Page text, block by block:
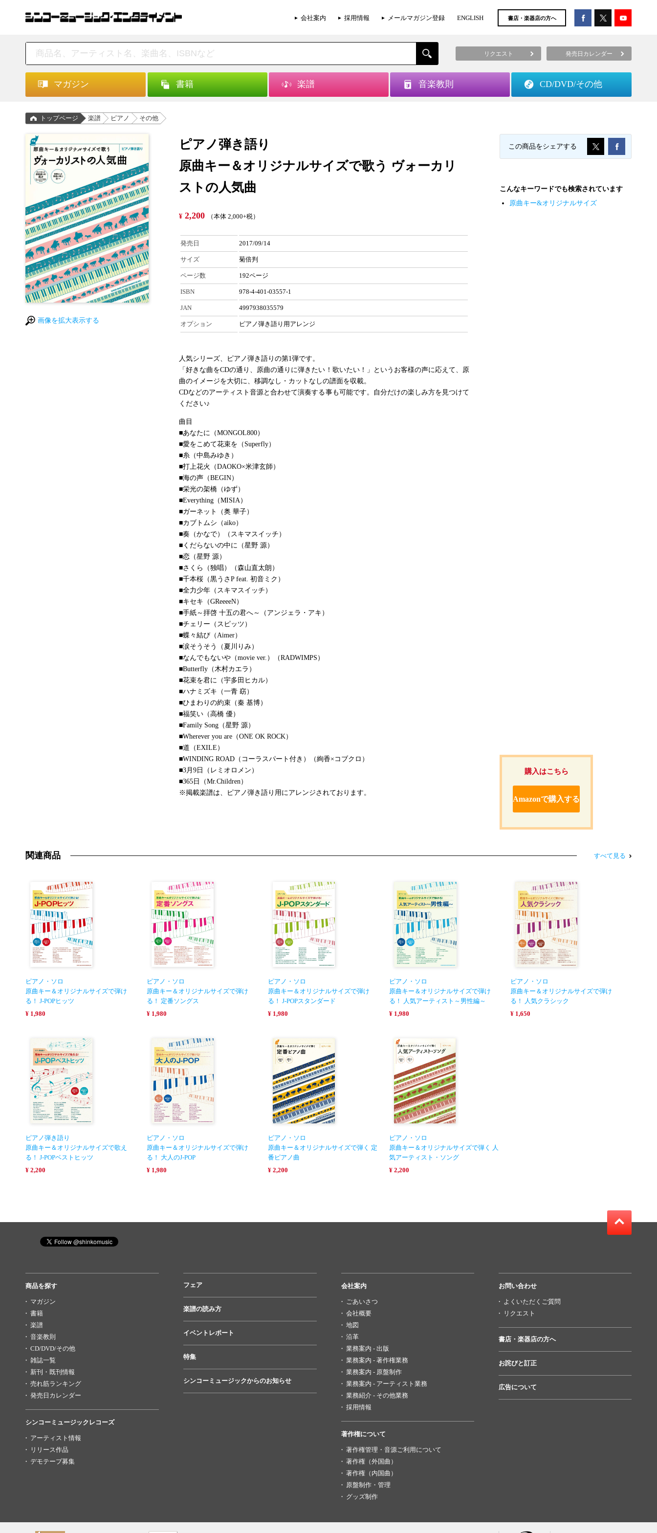
会社案内 採用情報 メールマガジン登録 ENGLISH 書店・楽器店の方へ
リクエスト 発売日カレンダー
マガジン 書籍 楽譜 音楽教則 CD/DVD/その他
トップページ 楽譜 ピアノ その他
画像を拡大表示する
ピアノ弾き語り
原曲キー＆オリジナルサイズで歌う ヴォーカリ
ストの人気曲
¥ 2,200 （本体 2,000+税）
発売日 2017/09/14
サイズ 菊倍判
ページ数 192ページ
ISBN 978-4-401-03557-1
JAN 4997938035579
オプション ピアノ弾き語り用アレンジ
人気シリーズ、ピアノ弾き語りの第1弾です。
「好きな曲をCDの通り、原曲の通りに弾きたい！歌いたい！」というお客様の声に応えて、原
曲のイメージを大切に、移調なし・カットなしの譜面を収載。
CDなどのアーティスト音源と合わせて演奏する事も可能です。自分だけの楽しみ方を見つけて
ください♪
曲目
■あなたに（MONGOL800）
■愛をこめて花束を（Superfly）
■糸（中島みゆき）
■打上花火（DAOKO×米津玄師）
■海の声（BEGIN）
■栄光の架橋（ゆず）
■Everything（MISIA）
■ガーネット（奥 華子）
■カブトムシ（aiko）
■奏（かなで）（スキマスイッチ）
■くだらないの中に（星野 源）
■恋（星野 源）
■さくら（独唱）（森山直太朗）
■千本桜（黒うさP feat. 初音ミク）
■全力少年（スキマスイッチ）
■キセキ（GReeeeN）
■手紙～拝啓 十五の君へ～（アンジェラ・アキ）
■チェリー（スピッツ）
■蝶々結び（Aimer）
■涙そうそう（夏川りみ）
■なんでもないや（movie ver.）（RADWIMPS）
■Butterfly（木村カエラ）
■花束を君に（宇多田ヒカル）
■ハナミズキ（一青 窈）
■ひまわりの約束（秦 基博）
■福笑い（高橋 優）
■Family Song（星野 源）
■Wherever you are（ONE OK ROCK）
■道（EXILE）
■WINDING ROAD（コーラスパート付き）（絢香×コブクロ）
■3月9日（レミオロメン）
■365日（Mr.Children）
※掲載楽譜は、ピアノ弾き語り用にアレンジされております。
購入はこちら
Amazonで購入する
この商品をシェアする
こんなキーワードでも検索されています
原曲キー&オリジナルサイズ
関連商品 すべて見る
ピアノ・ソロ
原曲キー＆オリジナルサイズで弾け
る！ J-POPヒッツ
¥ 1,980
ピアノ・ソロ
原曲キー＆オリジナルサイズで弾け
る！ 定番ソングス
¥ 1,980
ピアノ・ソロ
原曲キー＆オリジナルサイズで弾け
る！ J-POPスタンダード
¥ 1,980
ピアノ・ソロ
原曲キー＆オリジナルサイズで弾け
る！ 人気アーティスト～男性編～
¥ 1,980
ピアノ・ソロ
原曲キー＆オリジナルサイズで弾け
る！ 人気クラシック
¥ 1,650
ピアノ弾き語り
原曲キー＆オリジナルサイズで歌え
る！ J-POPベストヒッツ
¥ 2,200
ピアノ・ソロ
原曲キー＆オリジナルサイズで弾け
る！ 大人のJ-POP
¥ 1,980
ピアノ・ソロ
原曲キー＆オリジナルサイズで弾く 定
番ピアノ曲
¥ 2,200
ピアノ・ソロ
原曲キー＆オリジナルサイズで弾く 人
気アーティスト・ソング
¥ 2,200
商品を探す
マガジン
書籍
楽譜
音楽教則
CD/DVD/その他
雑誌一覧
新刊・既刊情報
売れ筋ランキング
発売日カレンダー
シンコーミュージックレコーズ
アーティスト情報
リリース作品
デモテープ募集
フェア
楽譜の読み方
イベントレポート
特集
シンコーミュージックからのお知らせ
会社案内
ごあいさつ
会社概要
地図
沿革
業務案内 - 出版
業務案内 - 著作権業務
業務案内 - 原盤制作
業務案内 - アーティスト業務
業務紹介 - その他業務
採用情報
著作権について
著作権管理・音源ご利用について
著作権（外国曲）
著作権（内国曲）
原盤制作・管理
グッズ制作
お問い合わせ
よくいただくご質問
リクエスト
書店・楽器店の方へ
お詫びと訂正
広告について